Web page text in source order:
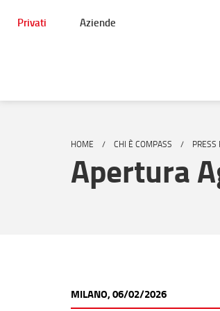
Privati Aziende
HOME CHI È COMPASS PRESS
Apertura
MILANO, 06/02/2026